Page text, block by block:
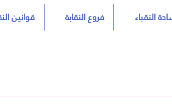
قوانين فروع النقابة النقباء